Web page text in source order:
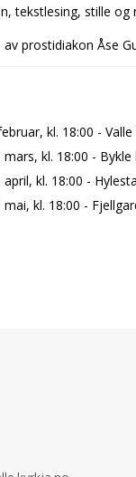
tekstlesing, stille
av prostidiakon Åse
kl. 18:00 - Valle
mars, kl. 18:00 - Bykle
kl. 18:00 -
mai, kl. 18:00 -